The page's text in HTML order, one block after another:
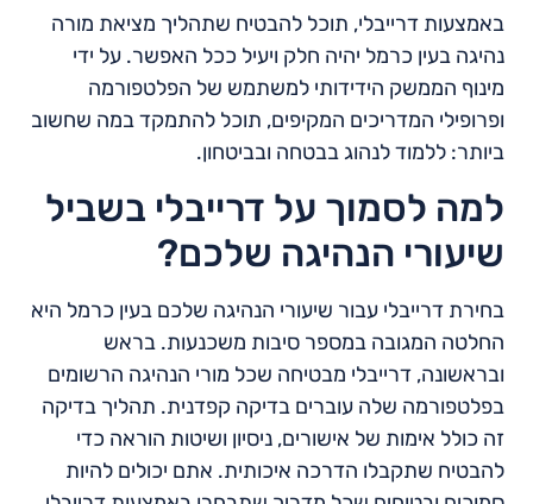
באמצעות דרייבלי, תוכל להבטיח שתהליך מציאת מורה
נהיגה בעין כרמל יהיה חלק ויעיל ככל האפשר. על ידי
מינוף הממשק הידידותי למשתמש של הפלטפורמה
ופרופילי המדריכים המקיפים, תוכל להתמקד במה שחשוב
ביותר: ללמוד לנהוג בבטחה ובביטחון.
למה לסמוך על דרייבלי בשביל
שיעורי הנהיגה שלכם?
בחירת דרייבלי עבור שיעורי הנהיגה שלכם בעין כרמל היא
החלטה המגובה במספר סיבות משכנעות. בראש
ובראשונה, דרייבלי מבטיחה שכל מורי הנהיגה הרשומים
בפלטפורמה שלה עוברים בדיקה קפדנית. תהליך בדיקה
זה כולל אימות של אישורים, ניסיון ושיטות הוראה כדי
להבטיח שתקבלו הדרכה איכותית. אתם יכולים להיות